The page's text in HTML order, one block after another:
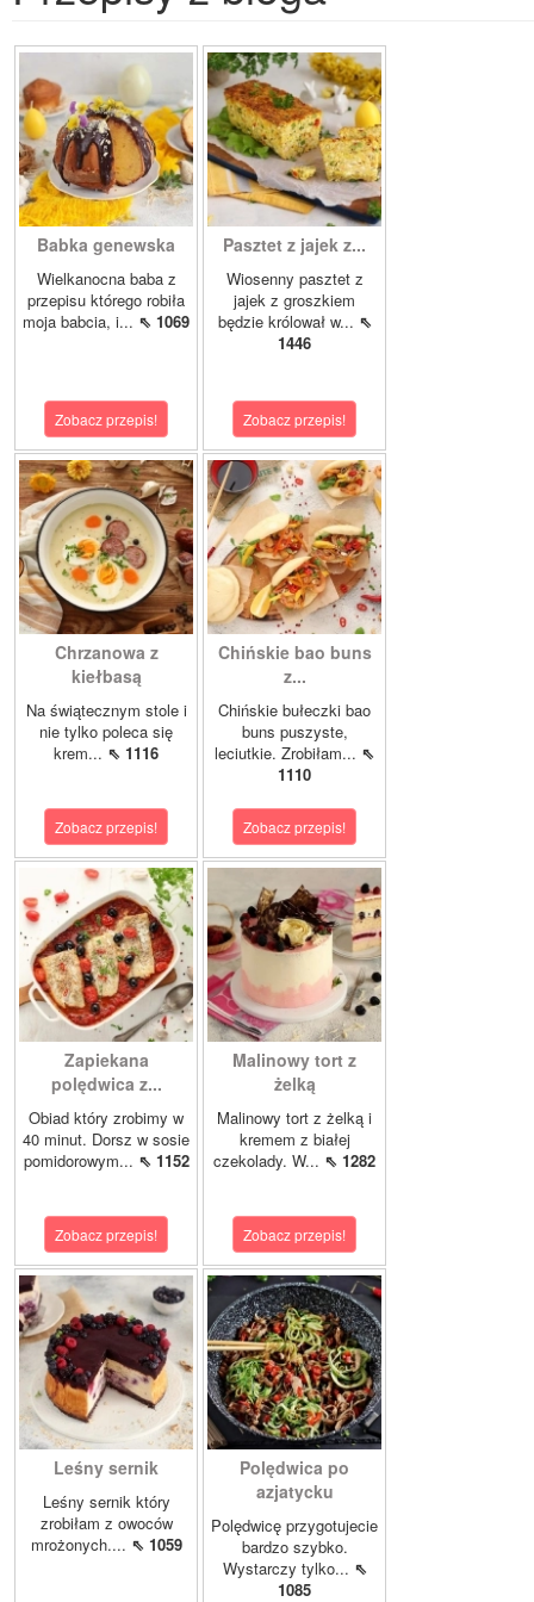
Babka genewska
Wielkanocna baba z
przepisu którego robiła
moja babcia, i... ⇖ 1069
Zobacz przepis!
Pasztet z jajek z...
Wiosenny pasztet z
jajek z groszkiem
będzie królował w... ⇖
1446
Zobacz przepis!
Chrzanowa z
kiełbasą
Na świątecznym stole i
nie tylko poleca się
krem... ⇖ 1116
Zobacz przepis!
Chińskie bao buns
z...
Chińskie bułeczki bao
buns puszyste,
leciutkie. Zrobiłam... ⇖
1110
Zobacz przepis!
Zapiekana
polędwica z...
Obiad który zrobimy w
40 minut. Dorsz w sosie
pomidorowym... ⇖ 1152
Zobacz przepis!
Malinowy tort z
żelką
Malinowy tort z żelką i
kremem z białej
czekolady. W... ⇖ 1282
Zobacz przepis!
Leśny sernik
Leśny sernik który
zrobiłam z owoców
mrożonych.... ⇖ 1059
Polędwica po
azjatycku
Polędwicę przygotujecie
bardzo szybko.
Wystarczy tylko... ⇖
1085